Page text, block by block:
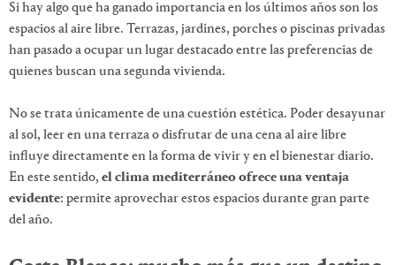
Si hay algo que ha ganado importancia en los últimos años son los
espacios al aire libre. Terrazas, jardines, porches o piscinas privadas
han pasado a ocupar un lugar destacado entre las preferencias de
quienes buscan una segunda vivienda.
No se trata únicamente de una cuestión estética. Poder desayunar
al sol, leer en una terraza o disfrutar de una cena al aire libre
influye directamente en la forma de vivir y en el bienestar diario.
En este sentido, el clima mediterráneo ofrece una ventaja
evidente: permite aprovechar estos espacios durante gran parte
del año.